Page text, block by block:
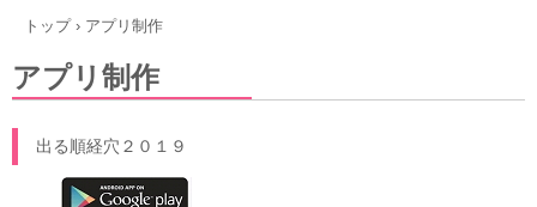
トップ › アプリ制作
アプリ制作
出る順経穴２０１９